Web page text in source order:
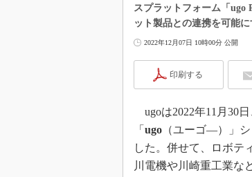
スプラットフォーム「ugo
ット製品との連携を可能
2022年12月07日 10時00分 公開
印刷する
ugoは2022年11月30
「 ugo （ユーゴ―）」
した。併せて、ロボテ
川電機や川崎重工業な